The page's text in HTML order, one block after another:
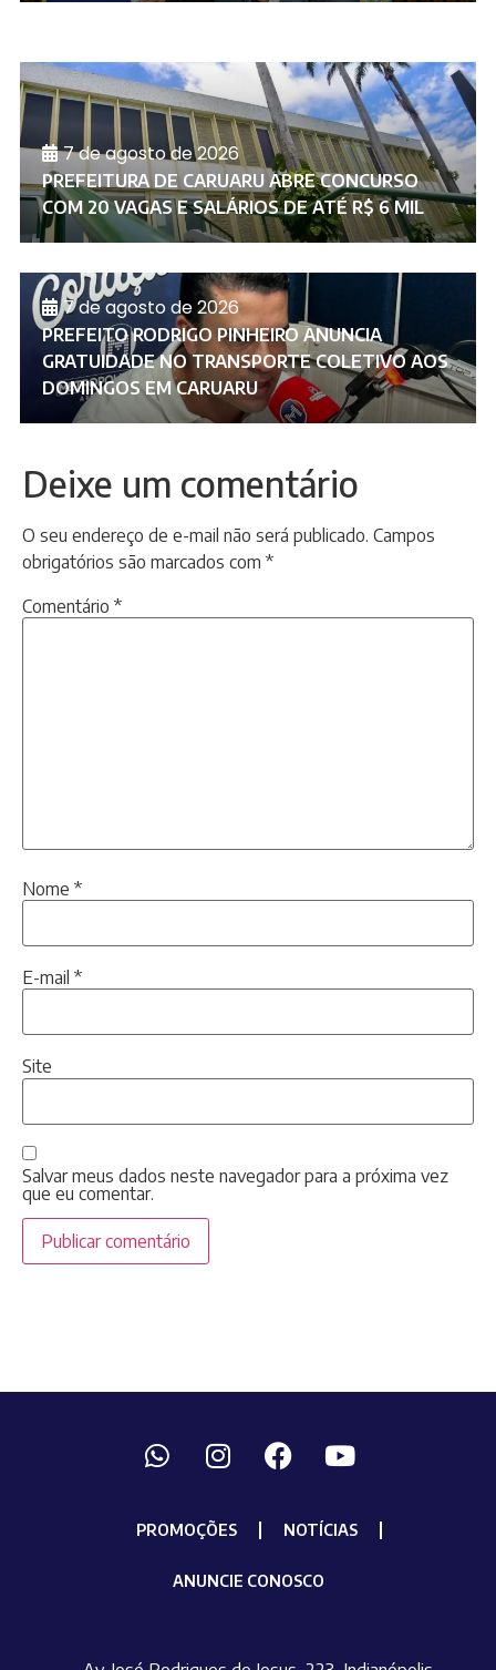
7 de agosto de 2026
PREFEITURA DE CARUARU ABRE CONCURSO
COM 20 VAGAS E SALÁRIOS DE ATÉ R$ 6 MIL
7 de agosto de 2026
PREFEITO RODRIGO PINHEIRO ANUNCIA
GRATUIDADE NO TRANSPORTE COLETIVO AOS
DOMINGOS EM CARUARU
Deixe um comentário
O seu endereço de e-mail não será publicado. Campos
obrigatórios são marcados com *
Comentário *
Nome *
E-mail *
Site
Salvar meus dados neste navegador para a próxima vez
que eu comentar.
PROMOÇÕES NOTÍCIAS
ANUNCIE CONOSCO